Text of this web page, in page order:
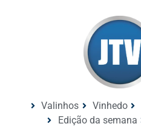
Valinhos Vinhedo
Edição da semana